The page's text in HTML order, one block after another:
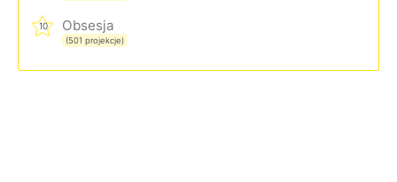
10 Obsesja
(501 projekcje)